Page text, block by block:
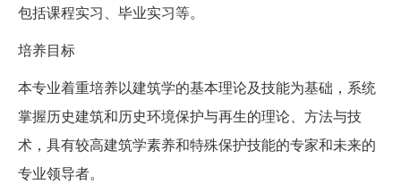
包括课程实习、毕业实习等。
培养目标
本专业着重培养以建筑学的基本理论及技能为基础，系统
掌握历史建筑和历史环境保护与再生的理论、方法与技
术，具有较高建筑学素养和特殊保护技能的专家和未来的
专业领导者。